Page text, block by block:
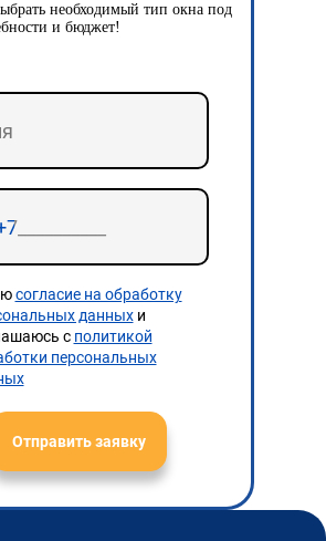
необходимый тип окна под
и бюджет!
согласие на обработку
данныхи
с политикой
персональных
Отправить заявку